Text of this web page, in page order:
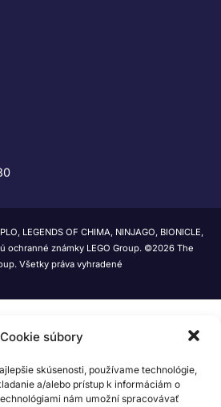
Cookie súbory
skúsenosti, používame technológie,
a/alebo prístup k informáciám o
nám umožní spracovávať
LEGENDS OF CHIMA, NINJAGO, BIONICLE,
ochranné známky LEGO Group. ©2026 The
Všetky práva vyhradené